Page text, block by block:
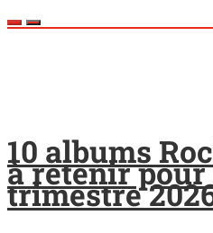
10 albums
à retenir pour
trimestre